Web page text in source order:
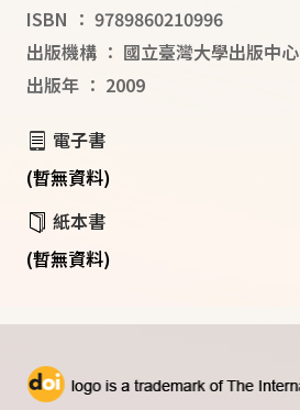
ISBN ： 9789860210996
出版機構 ： 國立臺灣大學出版中心
出版年 ： 2009
電子書
(暫無資料)
紙本書
(暫無資料)